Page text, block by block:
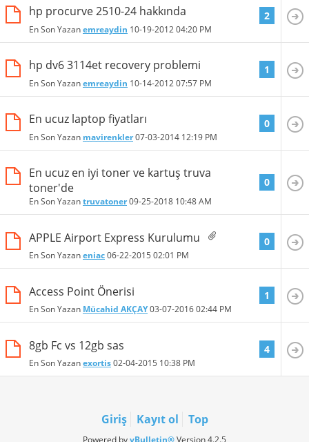
hp procurve 2510-24 hakkında
En Son Yazanemreaydin 10-19-201204:20 PM
2
hp dv6 3114et recovery problemi
En Son Yazanemreaydin 10-14-201207:57 PM
1
En ucuz laptop fiyatları
En Son Yazan mavirenkler07-03-2014 12:19 PM
0
En ucuz en iyi toner ve kartuş truva
toner'de
En Son Yazantruvatoner09-25-2018 10:48 AM
0
APPLE Airport Express Kurulumu
En Son Yazaneniac06-22-2015 02:01 PM
0
Access Point Önerisi
En Son Yazan Mücahid AKÇAY03-07-201602:44 PM
1
8gb Fc vs 12gb sas
En Son Yazanexortis02-04-2015 10:38 PM
4
Giriş Kayıt ol Top